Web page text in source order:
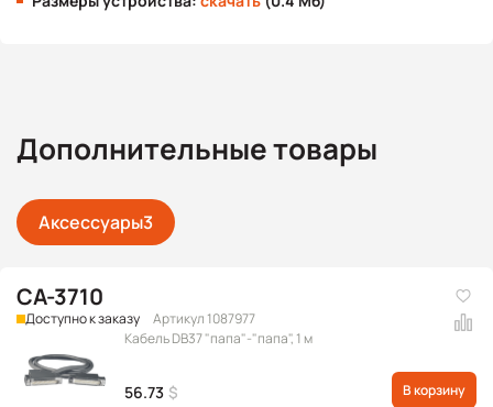
Дополнительные товары
Аксессуары3
CA-3710
Доступно к заказу
Артикул 1087977
Кабель DB37 "папа"-"папа", 1 м
56.73 $ В корзину